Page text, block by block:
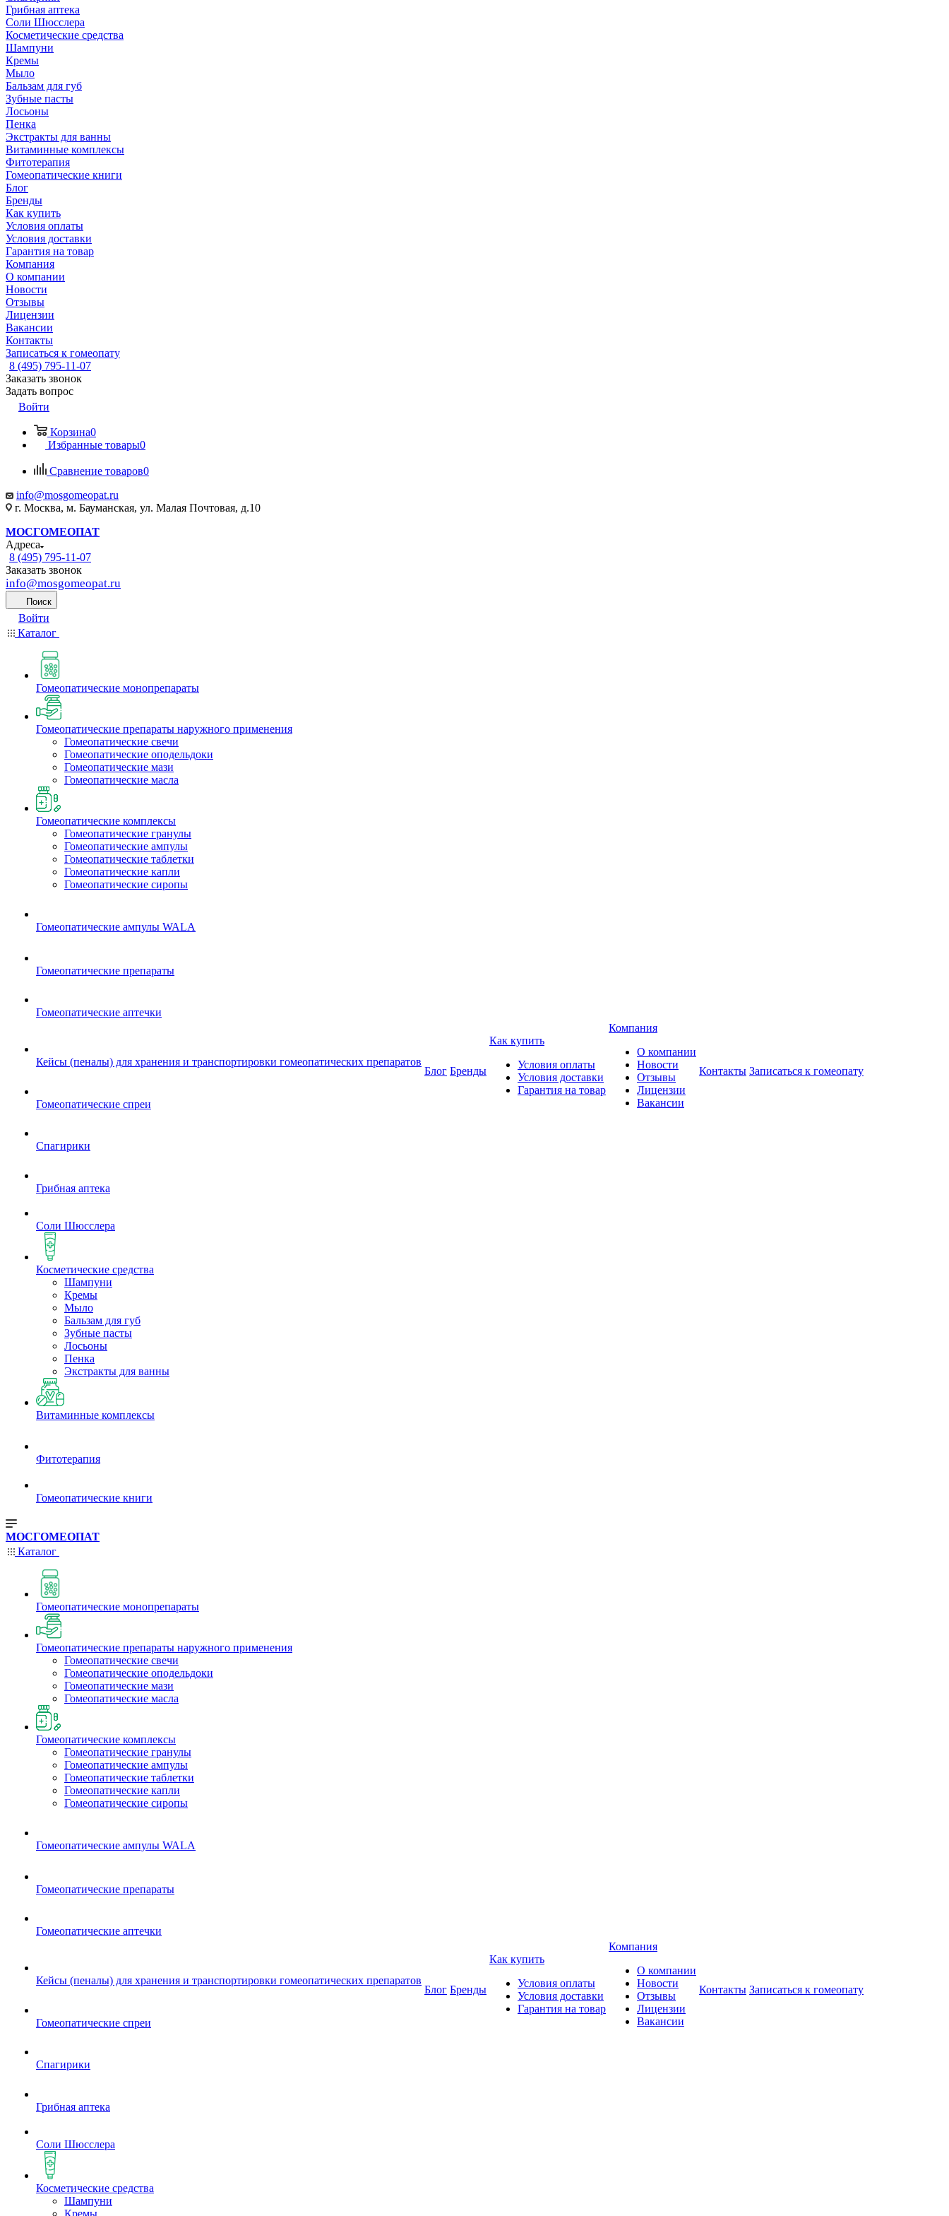
Грибная аптека
Соли Шюсслера
Косметические средства
Шампуни
Кремы
Мыло
Бальзам для губ
Зубные пасты
Лосьоны
Пенка
Экстракты для ванны
Витаминные комплексы
Фитотерапия
Гомеопатические книги
Блог
Бренды
Как купить
Условия оплаты
Условия доставки
Гарантия на товар
Компания
О компании
Новости
Отзывы
Лицензии
Вакансии
Контакты
Записаться к гомеопату
8 (495) 795-11-07
Заказать звонок
Задать вопрос
Войти
Корзина0
Избранные товары0
Сравнение товаров0
info@mosgomeopat.ru
г. Москва, м. Бауманская, ул. Малая Почтовая, д.10
МОСГОМЕОПАТ
Адреса
8 (495) 795-11-07
Заказать звонок
info@mosgomeopat.ru
Поиск
Войти
Каталог
Гомеопатические монопрепараты
Гомеопатические препараты наружного применения
Гомеопатические свечи
Гомеопатические оподельдоки
Гомеопатические мази
Гомеопатические масла
Гомеопатические комплексы
Гомеопатические гранулы
Гомеопатические ампулы
Гомеопатические таблетки
Гомеопатические капли
Гомеопатические сиропы
Гомеопатические ампулы WALA
Гомеопатические препараты
Гомеопатические аптечки
Кейсы (пеналы) для хранения и транспортировки гомеопатических препаратов
Гомеопатические спреи
Спагирики
Грибная аптека
Соли Шюсслера
Косметические средства
Шампуни
Кремы
Мыло
Бальзам для губ
Зубные пасты
Лосьоны
Пенка
Экстракты для ванны
Витаминные комплексы
Фитотерапия
Гомеопатические книги
Блог Бренды
Как купить
Условия оплаты
Условия доставки
Гарантия на товар
Компания
О компании
Новости
Отзывы
Лицензии
Вакансии
Контакты Записаться к гомеопату
МОСГОМЕОПАТ
Каталог
Гомеопатические монопрепараты
Гомеопатические препараты наружного применения
Гомеопатические свечи
Гомеопатические оподельдоки
Гомеопатические мази
Гомеопатические масла
Гомеопатические комплексы
Гомеопатические гранулы
Гомеопатические ампулы
Гомеопатические таблетки
Гомеопатические капли
Гомеопатические сиропы
Гомеопатические ампулы WALA
Гомеопатические препараты
Гомеопатические аптечки
Кейсы (пеналы) для хранения и транспортировки гомеопатических препаратов
Гомеопатические спреи
Спагирики
Грибная аптека
Соли Шюсслера
Косметические средства
Шампуни
Кремы
Блог Бренды
Как купить
Условия оплаты
Условия доставки
Гарантия на товар
Компания
О компании
Новости
Отзывы
Лицензии
Вакансии
Контакты Записаться к гомеопату